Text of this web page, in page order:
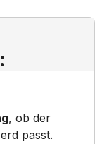
, ob der
passt.